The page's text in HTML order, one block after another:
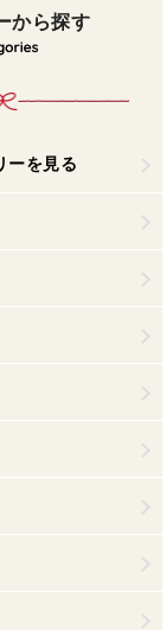
から探す
ーを見る